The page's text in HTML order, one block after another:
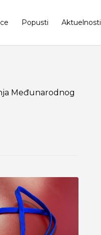
Popusti Aktuelnosti
Međunarodnog